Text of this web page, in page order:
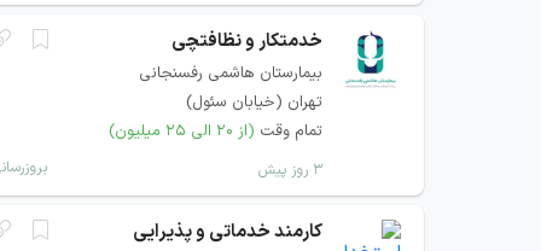
خدمتکار و نظافتچی
بیمارستان هاشمی رفسنجانی
تهران (خیابان سئول)
تمام وقت (از ۲۰ الی ۲۵ میلیون)
۳ روز پیش
کارمند خدماتی و پذیرایی